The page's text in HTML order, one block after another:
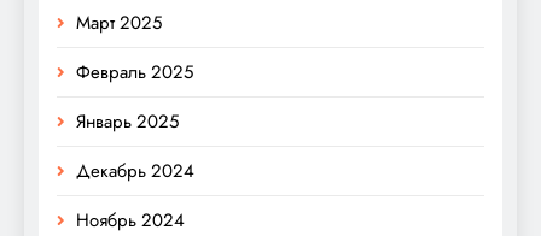
Март 2025
Февраль 2025
Январь 2025
Декабрь 2024
Ноябрь 2024